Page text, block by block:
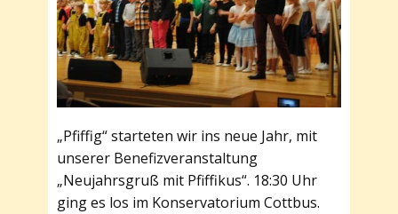
„Pfiffig“ starteten wir ins neue Jahr, mit
unserer Benefizveranstaltung
„Neujahrsgruß mit Pfiffikus“. 18:30 Uhr
ging es los im Konservatorium Cottbus.